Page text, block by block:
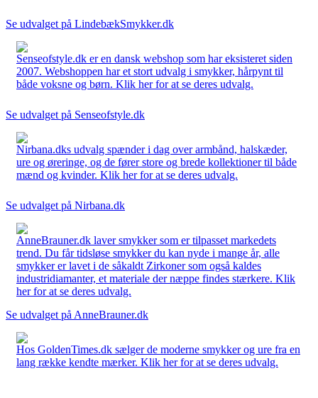
Se udvalget på LindebækSmykker.dk
Senseofstyle.dk er en dansk webshop som har eksisteret siden
2007. Webshoppen har et stort udvalg i smykker, hårpynt til
både voksne og børn. Klik her for at se deres udvalg.
Se udvalget på Senseofstyle.dk
Nirbana.dks udvalg spænder i dag over armbånd, halskæder,
ure og øreringe, og de fører store og brede kollektioner til både
mænd og kvinder. Klik her for at se deres udvalg.
Se udvalget på Nirbana.dk
AnneBrauner.dk laver smykker som er tilpasset markedets
trend. Du får tidsløse smykker du kan nyde i mange år, alle
smykker er lavet i de såkaldt Zirkoner som også kaldes
industridiamanter, et materiale der næppe findes stærkere. Klik
her for at se deres udvalg.
Se udvalget på AnneBrauner.dk
Hos GoldenTimes.dk sælger de moderne smykker og ure fra en
lang række kendte mærker. Klik her for at se deres udvalg.